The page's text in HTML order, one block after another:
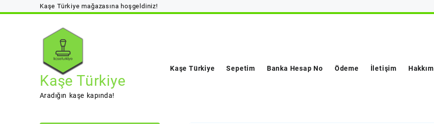
to
Kaşe Türkiye mağazasına hoşgeldiniz!
Kaşe Türkiye
Aradığın kaşe kapında!
Kaşe Türkiye Sepetim Banka Hesap No Ödeme İletişim